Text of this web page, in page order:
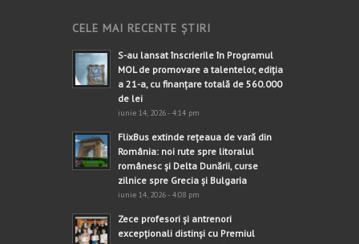
CELE MAI RECENTE ȘTIRI
S-au lansat înscrierile în Programul
MOL de promovare a talentelor, ediția
a 21-a, cu finanțare totală de 560.000
de lei
iunie 14, 2026 - 4:14 pm
FlixBus extinde rețeaua de vară din
România: noi rute spre litoralul
românesc și Delta Dunării, curse
zilnice spre Grecia și Bulgaria
iunie 14, 2026 - 4:08 pm
Zece profesori și antrenori
excepționali distinși cu Premiul